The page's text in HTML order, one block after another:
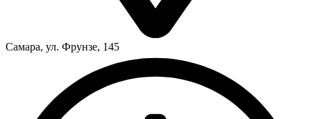
Самара, ул. Фрунзе, 145